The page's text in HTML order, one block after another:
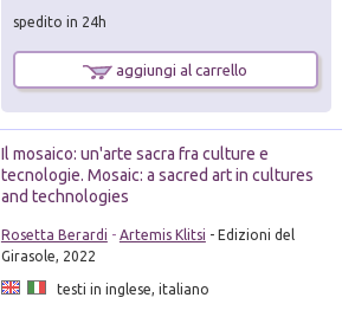
spedito in 24h
aggiungi al carrello
Il mosaico: un'arte sacra fra culture e
tecnologie. Mosaic: a sacred art in cultures
and technologies
Rosetta Berardi - Artemis Klitsi - Edizioni del
Girasole, 2022
testi in inglese, italiano